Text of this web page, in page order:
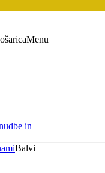
Menu
in
Balvi